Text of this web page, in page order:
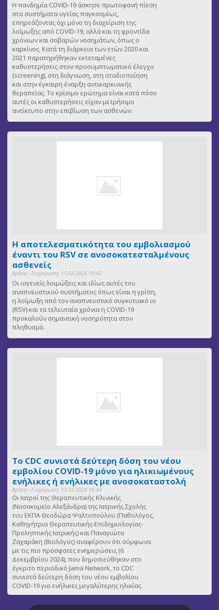
Η πανδημία COVID-19 άσκησε πρωτοφανή πίεση
στα συστήματα υγείας παγκοσμίως,
επηρεάζοντας όχι μόνο τη διαχείριση της
λοίμωξης από COVID-19, αλλά και τη φροντίδα
χρόνιων και σοβαρών νοσημάτων, όπως ο
καρκίνος. Κατά τη διάρκεια των ετών 2020 και
2021 παρατηρήθηκαν εκτεταμένες
καθυστερήσεις στον προσυμπτωματικό έλεγχο
(screening), στη διάγνωση, στη σταδιοποίηση
και στην έγκαιρη έναρξη αντικαρκινικής
θεραπείας. Το κρίσιμο ερώτημα είναι κατά πόσο
αυτές οι καθυστερήσεις είχαν μετρήσιμο
αντίκτυπο στην επιβίωση των ασθενών.
Η αποτελεσματικότητα του εμβολιασμού
έναντι του RSV σε ανοσοκατεσταλμένους
ασθενείς
Άρθρα - Ενημέρωση: 11-02-2025 10:42
Οι ιογενείς λοιμώξεις και ιδίως αυτές του
αναπνευστικού συστήματος όπως είναι η γρίπη,
η λοίμωξη από τον αναπνευστικό συγκυτιακό ιο
(RSV) και τα τελευταία χρόνια η COVID-19
προκαλούν σημαντική νοσηρότητα στον
πληθυσμό.
Το CDC συνιστά δεύτερη δόση του νέου
εμβολίου COVID-19 μόνο για ηλικιωμένους
ενήλικες ή ενήλικες με ανοσοκαταστολή
Άρθρα - Ενημέρωση: 13-12-2024 16:44
Οι Ιατροί της Θεραπευτικής Κλινικής
(Νοσοκομείο Αλεξάνδρα) της Ιατρικής Σχολής
του ΕΚΠΑ Θεοδώρα Ψαλτοπούλου (Παθολόγος,
Καθηγήτρια Θεραπευτικής-Επιδημιολογίας-
Προληπτικής Ιατρικής) και Παναγιώτα
Ζαχαράκη (Βιολόγος) αναφέρουν ότι σύμφωνα
με τις πιο πρόσφατες ενημερώσεις (6
Δεκεμβρίου 2024), που δημοσιεύθηκαν στο
έγκριτο περιοδικό Jama Network, το CDC
συνιστά δεύτερη δόση του νέου εμβολίου
COVID-19 για ενήλικες μεγαλύτερης ηλικίας.